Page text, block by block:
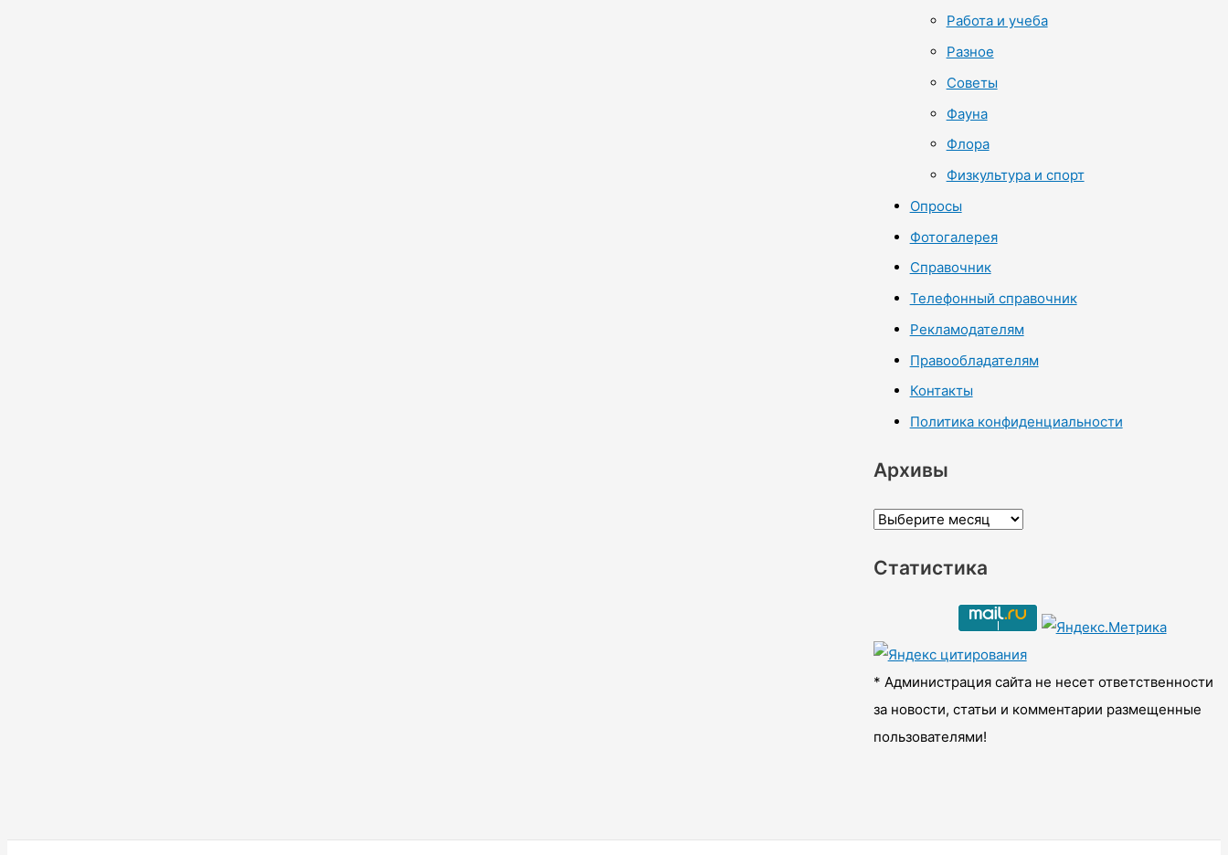
Работа и учеба
Разное
Советы
Фауна
Флора
Физкультура и спорт
Опросы
Фотогалерея
Справочник
Телефонный справочник
Рекламодателям
Правообладателям
Контакты
Политика конфиденциальности
Архивы
А
х
ы
Статистика
* Администрация сайта не несет ответственности
за новости, статьи и комментарии размещенные
пользователями!